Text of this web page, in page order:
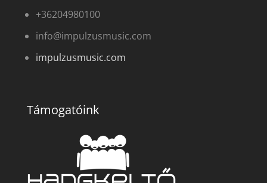
+36204980100
info@impulzusmusic.com
impulzusmusic.com
Támogatóink